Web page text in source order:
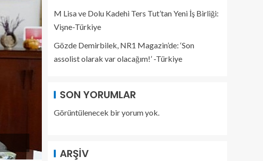
M Lisa ve Dolu Kadehi Ters Tut’tan Yeni İş Birliği:
Vişne-Türkiye
Gözde Demirbilek, NR1 Magazin’de: ‘Son
assolist olarak var olacağım!’ -Türkiye
SON YORUMLAR
Görüntülenecek bir yorum yok.
ARŞIV